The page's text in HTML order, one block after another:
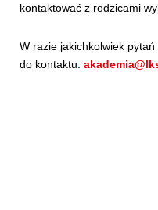
kontaktować z rodzicami
W razie jakichkolwiek
do kontaktu: